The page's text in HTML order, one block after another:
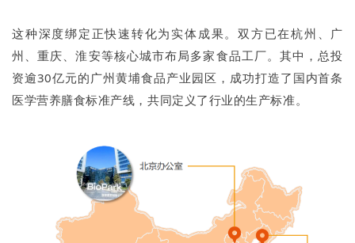
这种深度绑定正快速转化为实体成果。双方已在杭州、广
州、重庆、淮安等核心城市布局多家食品工厂。其中，总投
资逾30亿元的广州黄埔食品产业园区，成功打造了国内首条
医学营养膳食标准产线，共同定义了行业的生产标准。